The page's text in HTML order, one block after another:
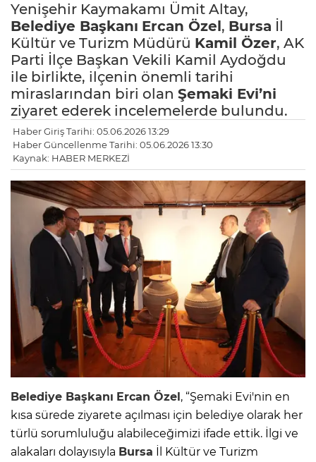
Yenişehir Kaymakamı Ümit Altay,
Belediye Başkanı Ercan Özel, Bursa İl
Kültür ve Turizm Müdürü Kamil Özer, AK
Parti İlçe Başkan Vekili Kamil Aydoğdu
ile birlikte, ilçenin önemli tarihi
miraslarından biri olan Şemaki Evi’ni
ziyaret ederek incelemelerde bulundu.
Haber Giriş Tarihi: 05.06.2026 13:29
Haber Güncellenme Tarihi: 05.06.2026 13:30
Kaynak: HABER MERKEZİ
Belediye Başkanı Ercan Özel, “Şemaki Evi'nin en
kısa sürede ziyarete açılması için belediye olarak her
türlü sorumluluğu alabileceğimizi ifade ettik. İlgi ve
alakaları dolayısıyla Bursa İl Kültür ve Turizm